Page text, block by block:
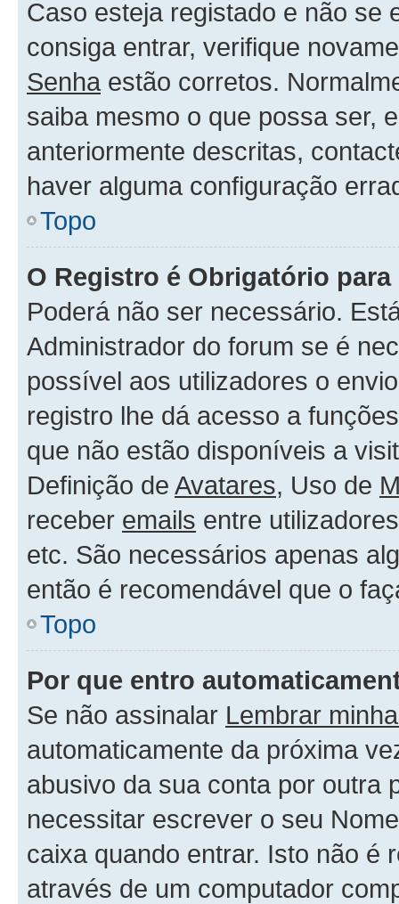
Caso esteja registado e não se
consiga entrar, verifique
Senha estão corretos.
saiba mesmo o que possa ser,
anteriormente descritas,
haver alguma configuração
Topo
O Registro é Obrigatório
Poderá não ser necessário.
Administrador do forum se é
possível aos utilizadores o
registro lhe dá acesso a
que não estão disponíveis a
Definição de Avatares, Uso de
receber emails entre
etc. São necessários apenas
então é recomendável que o
Topo
Por que entro
Se não assinalar Lembrar
automaticamente da próxima
abusivo da sua conta por outra
necessitar escrever o seu
caixa quando entrar. Isto não é
através de um computador